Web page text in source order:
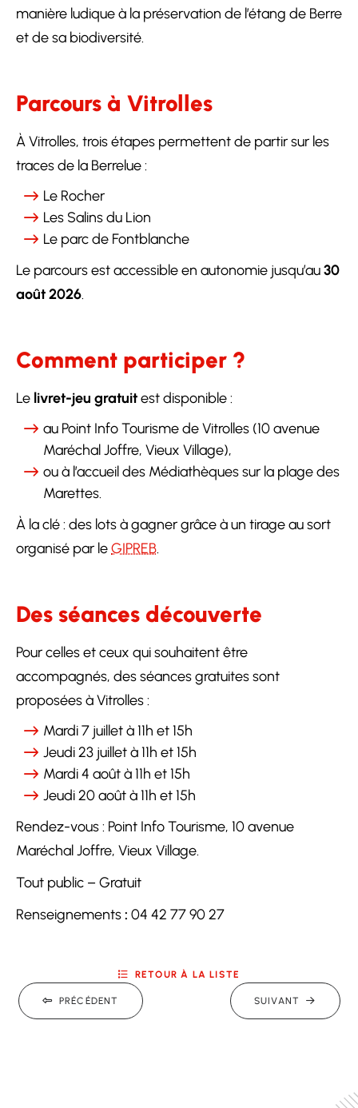
manière ludique à la préservation de l’étang de Berre
et de sa biodiversité.
Parcours à Vitrolles
À Vitrolles, trois étapes permettent de partir sur les
traces de la Berrelue :
Le Rocher
Les Salins du Lion
Le parc de Fontblanche
Le parcours est accessible en autonomie jusqu’au30
août 2026.
Comment participer ?
Le livret-jeu gratuitest disponible :
au Point Info Tourisme de Vitrolles (10 avenue
Maréchal Joffre, Vieux Village),
ou à l’accueil des Médiathèques sur la plage des
Marettes.
À la clé : des lots à gagner grâce à un tirage au sort
organisé par leGIPREB.
Des séances découverte
Pour celles et ceux qui souhaitent être
accompagnés, des séances gratuites sont
proposées à Vitrolles :
Mardi 7 juillet à 11h et 15h
Jeudi 23 juillet à 11h et 15h
Mardi 4 août à 11h et 15h
Jeudi 20 août à 11h et 15h
Rendez-vous : Point Info Tourisme, 10 avenue
Maréchal Joffre, Vieux Village.
Tout public – Gratuit
Renseignements: 04 42 77 90 27
PRÉCÉDENT
RETOUR À LA LISTE
SUIVANT